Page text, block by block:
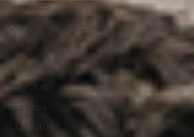
Negocios
Obligaciones fiscales
REPSE
STPS
Servicios
Trámites
Contratos